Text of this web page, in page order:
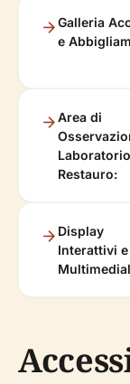
Galleria
e
Area di
Restauro:
Display
Interattivi e